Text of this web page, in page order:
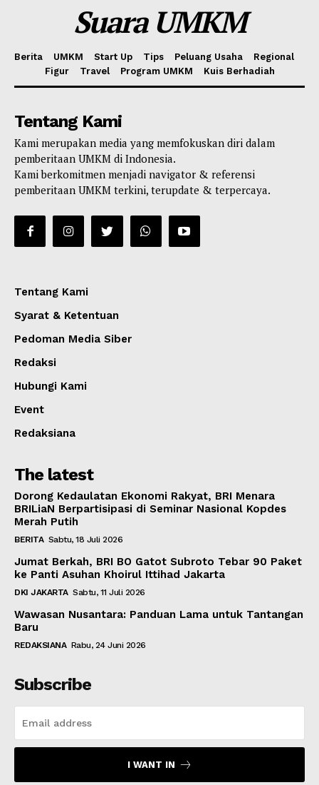
Suara UMKM
Berita UMKM Start Up Tips Peluang Usaha
Regional
Figur
Travel Program UMKM Kuis Berhadiah
Tentang Kami
Kami merupakan media yang memfokuskan diri dalam
pemberitaan UMKM di Indonesia.
Kami berkomitmen menjadi navigator & referensi
pemberitaan UMKM terkini, terupdate & terpercaya.
Tentang Kami
Syarat & Ketentuan
Pedoman Media Siber
Redaksi
Hubungi Kami
Event
Redaksiana
The latest
Dorong Kedaulatan Ekonomi Rakyat, BRI Menara
BRILiaN Berpartisipasi di Seminar Nasional Kopdes
Merah Putih
BERITA Sabtu, 18 Juli 2026
Jumat Berkah, BRI BO Gatot Subroto Tebar 90 Paket
ke Panti Asuhan Khoirul Ittihad Jakarta
DKI JAKARTA Sabtu, 11 Juli 2026
Wawasan Nusantara: Panduan Lama untuk Tantangan
Baru
REDAKSIANA Rabu, 24 Juni 2026
Subscribe
I WANT IN